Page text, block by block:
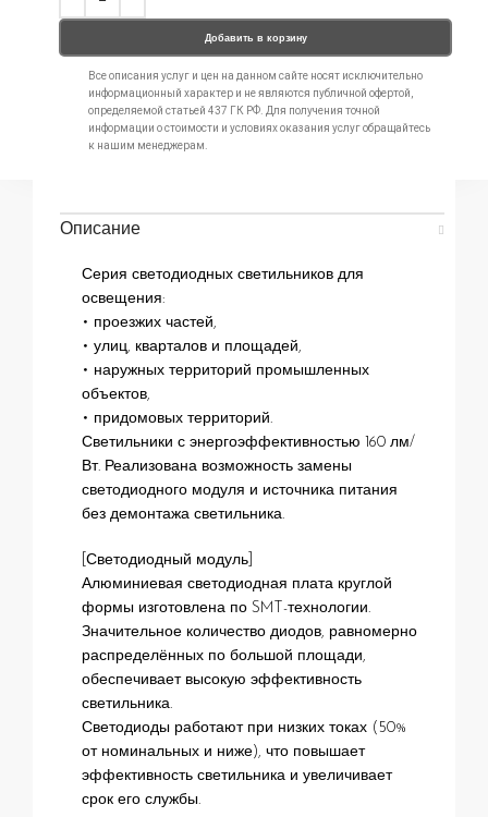
Добавить в корзину
Все описания услуг и цен на данном сайте носят исключительно
информационный характер и не являются публичной офертой,
определяемой статьей 437 ГК РФ. Для получения точной
информации о стоимости и условиях оказания услуг обращайтесь
к нашим менеджерам.
Описание
Серия светодиодных светильников для
освещения:
• проезжих частей,
• улиц, кварталов и площадей,
• наружных территорий промышленных
объектов,
• придомовых территорий.
Светильники с энергоэффективностью 160 лм/
Вт. Реализована возможность замены
светодиодного модуля и источника питания
без демонтажа светильника.
[Светодиодный модуль]
Алюминиевая светодиодная плата круглой
формы изготовлена по SMT-технологии.
Значительное количество диодов, равномерно
распределённых по большой площади,
обеспечивает высокую эффективность
светильника.
Светодиоды работают при низких токах (50%
от номинальных и ниже), что повышает
эффективность светильника и увеличивает
срок его службы.